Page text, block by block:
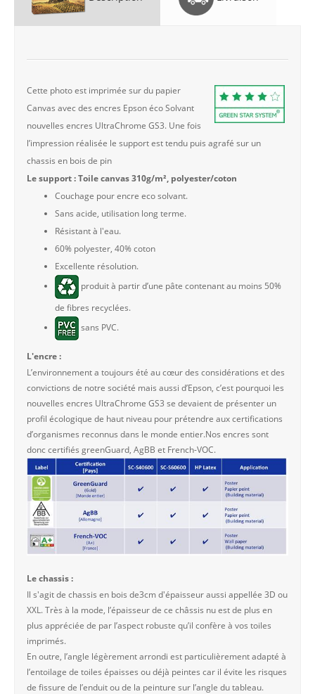
Cette photo est imprimée sur du papier
Canvas avec des encres Epson éco Solvant
nouvelles encres UltraChrome GS3. Une fois
l’impression réalisée le support est tendu puis agrafé sur un
chassis en bois de pin
Le support : Toile canvas 310g/m², polyester/coton
Couchage pour encre eco solvant.
Sans acide, utilisation long terme.
Résistant à l'eau.
60% polyester, 40% coton
Excellente résolution.
produit à partir d’une pâte contenant au moins 50%
de fibres recyclées.
sans PVC.
L'encre :
L’environnement a toujours été au cœur des considérations et des
convictions de notre société mais aussi d’Epson, c’est pourquoi les
nouvelles encres UltraChrome GS3 se devaient de présenter un
profil écologique de haut niveau pour prétendre aux certifications
d’organismes reconnus dans le monde entier.Nos encres sont
donc certifiés greenGuard, AgBB et French-VOC.
Le chassis :
Il s'agit de chassis en bois de3cm d'épaisseur aussi appellée 3D ou
XXL. Très à la mode, l’épaisseur de ce châssis nu est de plus en
plus appréciée de par l’aspect robuste qu’il confère à vos toiles
imprimés.
En outre, l’angle légèrement arrondi est particulièrement adapté à
l’entoilage de toiles épaisses ou déjà peintes car il évite les risques
de fissure de l’enduit ou de la peinture sur l’angle du tableau.